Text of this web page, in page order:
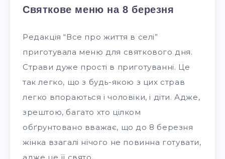
Святкове меню на 8 березня
Редакція “Все про життя в селі”
приготувала меню для святкового дня.
Страви дуже прості в приготуванні. Це
так легко, що з будь-якою з цих страв
легко впораються і чоловіки, і діти. Адже,
зрештою, багато хто цілком
обґрунтовано вважає, що до 8 березня
жінка взагалі нічого не повинна готувати,
адже це її свято.